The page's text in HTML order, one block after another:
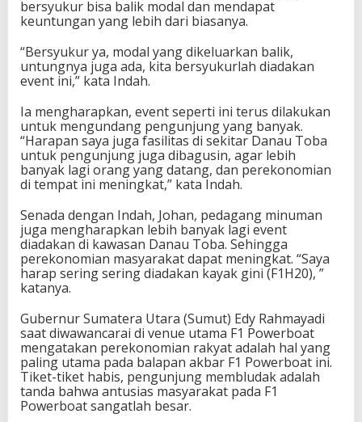
bersyukur bisa balik modal dan mendapat
keuntungan yang lebih dari biasanya.
“Bersyukur ya, modal yang dikeluarkan balik,
untungnya juga ada, kita bersyukurlah diadakan
event ini,” kata Indah.
Ia mengharapkan, event seperti ini terus dilakukan
untuk mengundang pengunjung yang banyak.
“Harapan saya juga fasilitas di sekitar Danau Toba
untuk pengunjung juga dibagusin, agar lebih
banyak lagi orang yang datang, dan perekonomian
di tempat ini meningkat,” kata Indah.
Senada dengan Indah, Johan, pedagang minuman
juga mengharapkan lebih banyak lagi event
diadakan di kawasan Danau Toba. Sehingga
perekonomian masyarakat dapat meningkat. “Saya
harap sering sering diadakan kayak gini (F1H20), ”
katanya.
Gubernur Sumatera Utara (Sumut) Edy Rahmayadi
saat diwawancarai di venue utama F1 Powerboat
mengatakan perekonomian rakyat adalah hal yang
paling utama pada balapan akbar F1 Powerboat ini.
Tiket-tiket habis, pengunjung membludak adalah
tanda bahwa antusias masyarakat pada F1
Powerboat sangatlah besar.